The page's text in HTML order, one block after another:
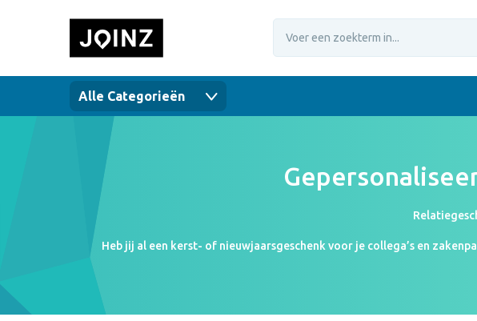
Alle Categorieën
Heb jij al een kerst- of nieuwjaarsgeschenk voor je collega’s en
geschenkverpakkingen zijn in verschillende soorten en maten